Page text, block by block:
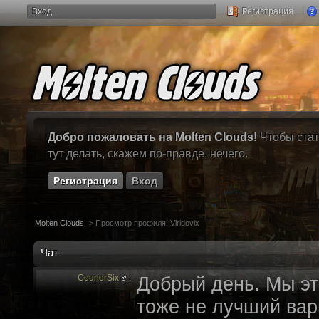
Вход Регистрация
Добро пожаловать на Molten Clouds! Чтобы
тут делать, скажем по-правде, нечего.
Регистрация Вход
Molten Clouds > Просмотр профиля: Viridovix
Чат
CourierSix : Добрый день. Мы
тоже не лучший